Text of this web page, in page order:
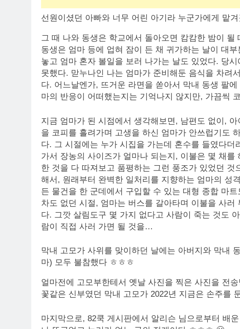
선원이셨던 아빠와 너무 어린 아기라 누군가에게 맡
그 때 나와 동생은 학교에서 돌아오면 캄캄한 밤이
동생은 엄마 등에 업혀 잠이 든 채 귀가하는 날이 대
놓고 엄마 혼자 볼일을 보러 나가는 날도 있었다. 당
못했다. 맏누나인 나는 엄마가 준비해둔 음식을 차려
다. 어느날엔가, 뜨거운 라면을 쏟아서 막내 동생 팔
마의 반응이 어떠했는지는 기억나지 않지만, 가끔씩
지금 엄마가 된 시점에서 생각해보면, 남편도 없이,
을 코피를 흘려가며 고생을 하신 엄마가 안쓰럽기도
다. 그 시절에는 누가 시집을 가는데 혼수를 들였다
가서 장농의 사이즈가 얼마나 되는지, 이불은 몇 채
한 것을 다 따져보고 품평하는 그런 풍조가 있었던
해서, 원래부터 완벽한 일처리를 지향하는 엄마의 성
든 물건을 한 군데에서 구입할 수 있는 대형 종합 마
차도 없던 시절, 엄마는 버스를 갈아타며 이불을 사
다. 그깟 살림도구 몇 가지 없다고 사람이 죽는 것도
람이 직접 사러 가면 될 것을…
막내 고모가 사위를 맞이하던 날에는 아버지와 막내
마) 모두 불참했다 ㅎㅎㅎ
얼마전에 고모부한테서 옛날 사진을 찍은 사진을 전
꽃같은 신부였던 막내 고모가 2022년 지금은 손주를
마지막으로, 82쿡 게시판에서 알리슨 님으로부터 배